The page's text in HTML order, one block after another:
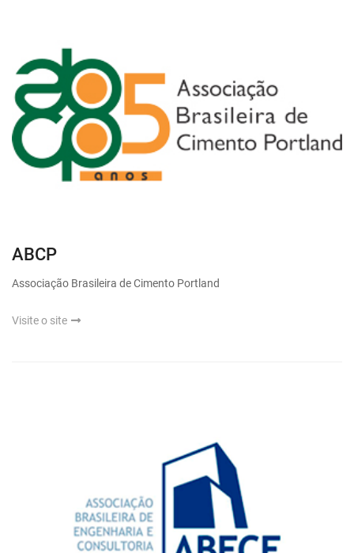
ABCP
Associação Brasileira de Cimento Portland
Visite o site